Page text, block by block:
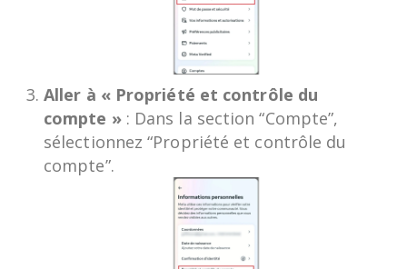
Aller à « Propriété et contrôle du
compte »: Dans la section “Compte”,
sélectionnez “Propriété et contrôle du
compte”.